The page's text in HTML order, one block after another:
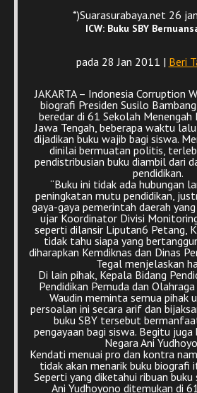
*)Suarasurabaya.net 26
ICW: Buku SBY
pada 28 Jan 2011 | Beri
JAKARTA – Indonesia Corruption
biografi Presiden Susilo
beredar di 61 Sekolah Menengah
Jawa Tengah, beberapa waktu
dijadikan buku wajib bagi siswa.
dinilai bermuatan politis,
pendistribusian buku diambil dari
pendidikan.
“Buku ini tidak ada hubungan
peningkatan mutu pendidikan,
gaya-gaya pemerintah daerah
ujar Koordinator Divisi
seperti dilansir Liputan6 Petang,
tidak tahu siapa yang
diharapkan Kemdiknas dan Dinas
Tegal menjelaskan
Di lain pihak, Kepala Bidang
Pendidikan Pemuda dan
Waudin meminta semua pihak
persoalan ini secara arif dan
buku SBY tersebut
pengayaan bagi siswa. Begitu juga
Negara Ani
Kendati menuai pro dan kontra
tidak akan menarik buku biografi
Seperti yang diketahui ribuan buku
Ani Yudhoyono ditemukan di